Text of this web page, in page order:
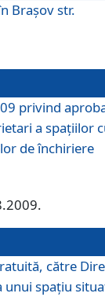
Brașov str.
privind
a spațiilor
de închiriere
către
unui spaţiu